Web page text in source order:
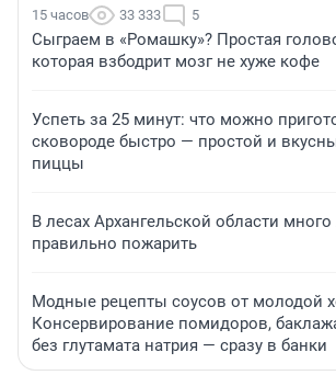
15 часов 33 333 5
Сыграем в «Ромашку»? Простая
которая взбодрит мозг не хуже кофе
Успеть за 25 минут: что можно
сковороде быстро — простой и
пиццы
В лесах Архангельской области
правильно пожарить
Модные рецепты соусов от молодой
Консервирование помидоров,
без глутамата натрия — сразу в банки